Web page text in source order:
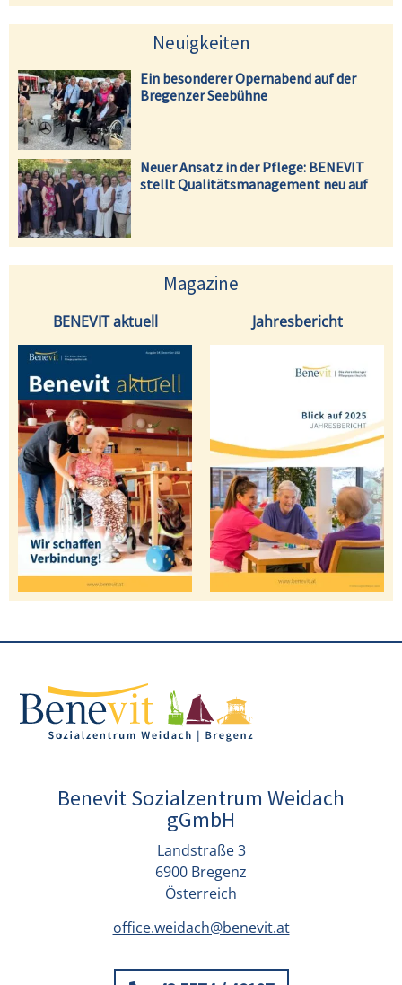
Neuigkeiten
Ein besonderer Opernabend auf der
Bregenzer Seebühne
Neuer Ansatz in der Pflege: BENEVIT
stellt Qualitätsmanagement neu auf
Magazine
BENEVIT aktuell Jahresbericht
Benevit Sozialzentrum Weidach
gGmbH
Landstraße 3
6900 Bregenz
Österreich
office.weidach@benevit.at